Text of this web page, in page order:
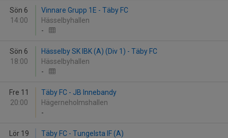
Sön 6
14:00
Vinnare Grupp 1E - Täby FC
Hässelbyhallen
-
Sön 6
18:00
Hässelby SK IBK (A) (Div 1) - Täby FC
Hässelbyhallen
-
Fre 11
20:00
Täby FC - JB Innebandy
Hägerneholmshallen
-
Lör 19
Täby FC - Tungelsta IF (A)